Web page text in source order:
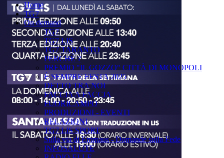
Home
TG7
On demand
TG7
TG7 LIS
TG7 TARANTO
PERCHÉ ?
PREMIO "IL GOZZO" CITTÀ DI MONOPOLI
È SEMPRE FESTA 2025
DETTO TRA NOI
FACCIA A FACCIA
FUORICAMPO
PRODUZIONI - EVENTI
RELAZIONI
TG7 LIS SPORT
Sulla via di Emmaus - Domande sulla Fede
INFOSALUTE